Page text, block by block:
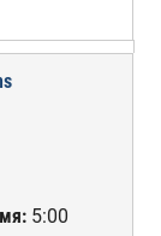
5:00